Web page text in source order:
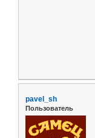
pavel_sh
Пользователь